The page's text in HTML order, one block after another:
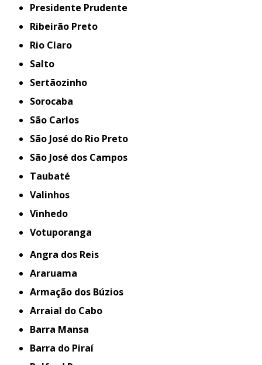
Presidente Prudente
Ribeirão Preto
Rio Claro
Salto
Sertãozinho
Sorocaba
São Carlos
São José do Rio Preto
São José dos Campos
Taubaté
Valinhos
Vinhedo
Votuporanga
Angra dos Reis
Araruama
Armação dos Búzios
Arraial do Cabo
Barra Mansa
Barra do Piraí